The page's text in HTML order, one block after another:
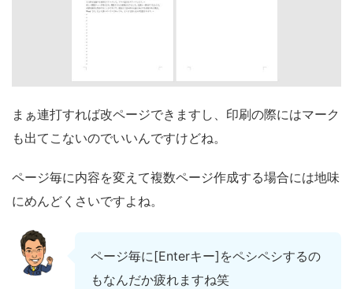
まぁ連打すれば改ページできますし、印刷の際にはマーク
も出てこないのでいいんですけどね。
ページ毎に内容を変えて複数ページ作成する場合には地味
にめんどくさいですよね。
ページ毎に[Enterキー]をペシペシするの
もなんだか疲れますね笑